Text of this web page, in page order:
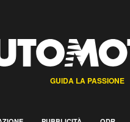
GUIDA LA PASSIONE